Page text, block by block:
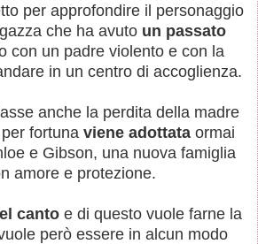
per approfondire il personaggio
che ha avuto un passato
con un padre violento e con la
in un centro di accoglienza.
anche la perdita della madre
fortuna viene adottata ormai
e Gibson, una nuova famiglia
amore e protezione.
canto e di questo vuole farne la
però essere in alcun modo